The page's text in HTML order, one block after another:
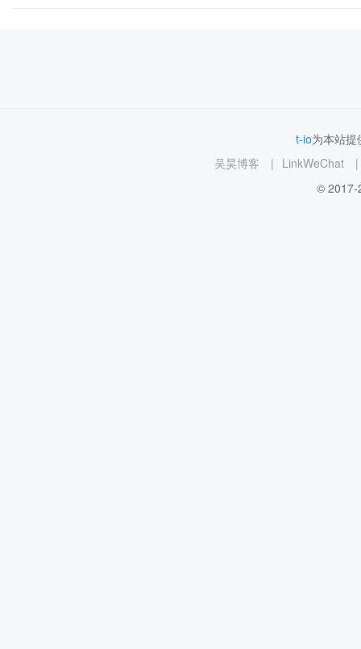
t-io为本站
吴昊博客
| LinkWeChat
|
© 2017-